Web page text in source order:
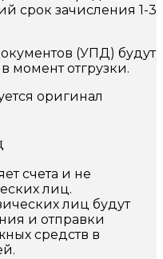
срок зачисления 1-3
(УПД) будут
момент отгрузки.
оригинал
счета и не
лиц.
лиц будут
и отправки
средств в